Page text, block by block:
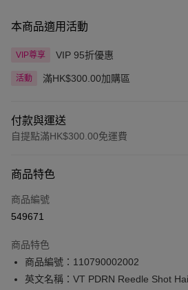
本商品適用活動
VIP尊享 VIP 95折優惠
活動 滿HK$300.00加購區
付款與運送
自提點滿HK$300.00免運費
信用卡
Apple Pay
PayMe
WeChat Pay
商品特色
商品編號
549671
商品特色
商品編號：110790002002
英文名稱：VT PDRN Reedle Shot